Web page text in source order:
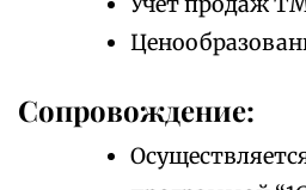
Сопровождение: